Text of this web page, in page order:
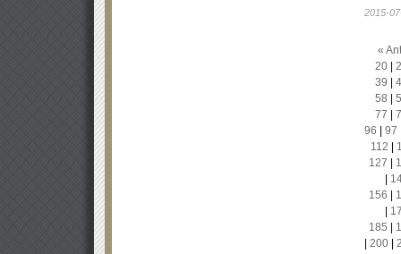
2015-
«
20|
39
58
77
96
97
112
127
156
185
200|